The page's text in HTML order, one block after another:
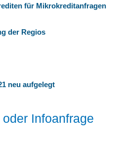
für Mikrokreditanfragen
der Regios
neu aufgelegt
Infoanfrage